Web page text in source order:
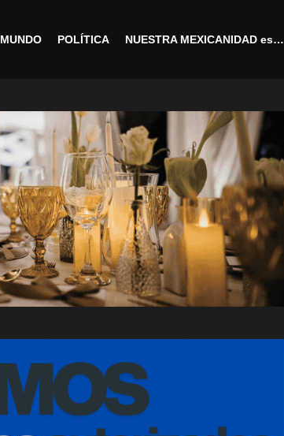
MUNDO POLÍTICA NUESTRA MEXICANIDAD es…